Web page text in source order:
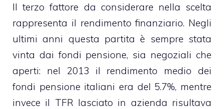
Il terzo fattore da considerare nella scelta
rappresenta il rendimento finanziario. Negli
ultimi anni questa partita è sempre stata
vinta dai fondi pensione, sia negoziali che
aperti: nel 2013 il rendimento medio dei
fondi pensione italiani era del 5.7%, mentre
invece il TFR lasciato in azienda risultava